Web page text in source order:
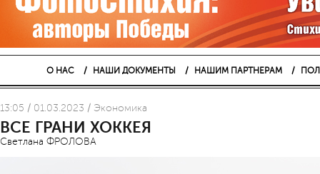
О НАС НАШИ ДОКУМЕНТЫ НАШИМ ПАРТНЕРАМ
13:05 / 01.03.2023 / Экономика
ВСЕ ГРАНИ ХОККЕЯ
Светлана ФРОЛОВА